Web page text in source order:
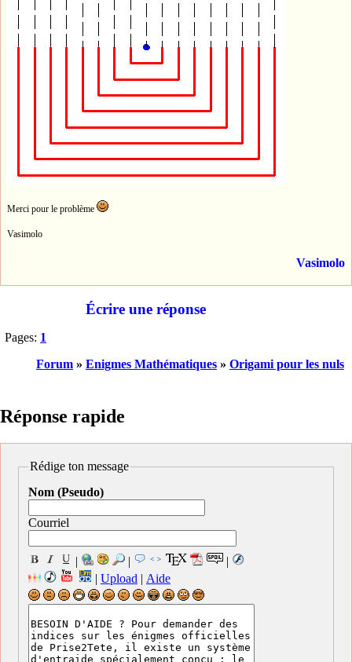
Merci pour le problème
Vasimolo
Vasimolo
Écrire une réponse
Pages: 1
Forum » Enigmes Mathématiques » Origami pour les nuls
Réponse rapide
Rédige ton message
Nom (Pseudo)
Courriel
| |
|
| Upload | Aide